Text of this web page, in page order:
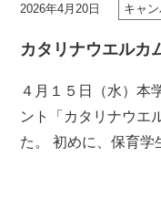
2026年4月20日 キャ
カタリナウエルカ
４月１５日（水）本
ント「カタリナウエ
た。 初めに、保育学